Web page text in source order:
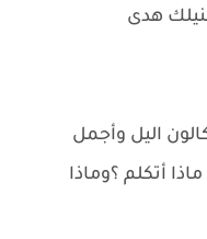
هدى
اليل وأجمل
أتكلم ؟وماذا